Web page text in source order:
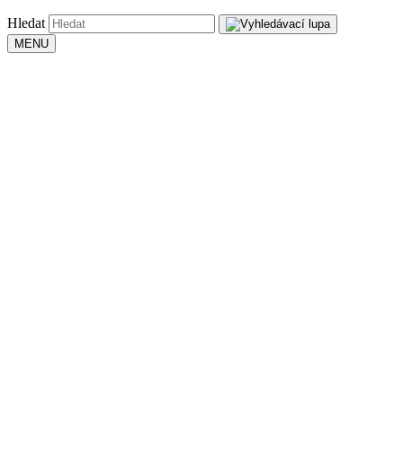
Hledat
MENU